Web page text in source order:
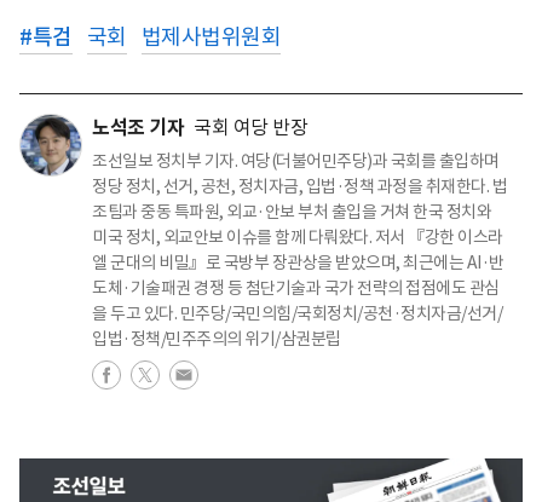
#특검 국회 법제사법위원회
노석조 기자 국회 여당 반장
조선일보 정치부 기자. 여당(더불어민주당)과 국회를 출입하며
정당 정치, 선거, 공천, 정치자금, 입법·정책 과정을 취재한다. 법
조팀과 중동 특파원, 외교·안보 부처 출입을 거쳐 한국 정치와
미국 정치, 외교안보 이슈를 함께 다뤄왔다. 저서 『강한 이스라
엘 군대의 비밀』로 국방부 장관상을 받았으며, 최근에는 AI·반
도체·기술패권 경쟁 등 첨단기술과 국가 전략의 접점에도 관심
을 두고 있다. 민주당/국민의힘/국회정치/공천·정치자금/선거/
입법·정책/민주주의의 위기/삼권분립